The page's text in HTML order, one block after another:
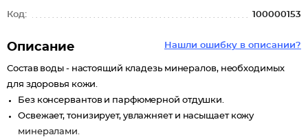
Код: 100000153
Нашли ошибку в описании?
Описание
Состав воды - настоящий кладезь минералов, необходимых
для здоровья кожи.
Без консервантов и парфюмерной отдушки.
Освежает, тонизирует, увлажняет и насыщает кожу
минералами.